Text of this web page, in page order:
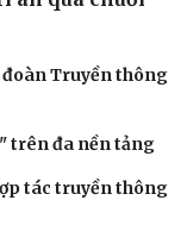
đoàn Truyền thông
trên đa nền tảng
tác truyền thông